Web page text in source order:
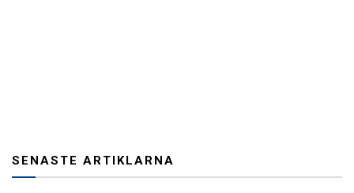
SENASTE ARTIKLARNA